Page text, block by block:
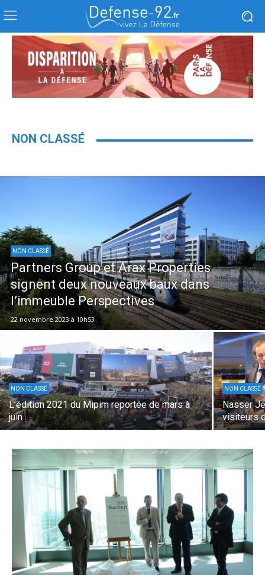
NON CLASSÉ
NON CLASSÉ
Partners Group et Arax Properties
signent deux nouveaux baux dans
l’immeuble Perspectives
22 novembre 2023 à 10h53
NON CLASSÉ
L’édition 2021 du Mipim reportée de mars à
juin
NON CLASSÉ
Nasser
visiteurs